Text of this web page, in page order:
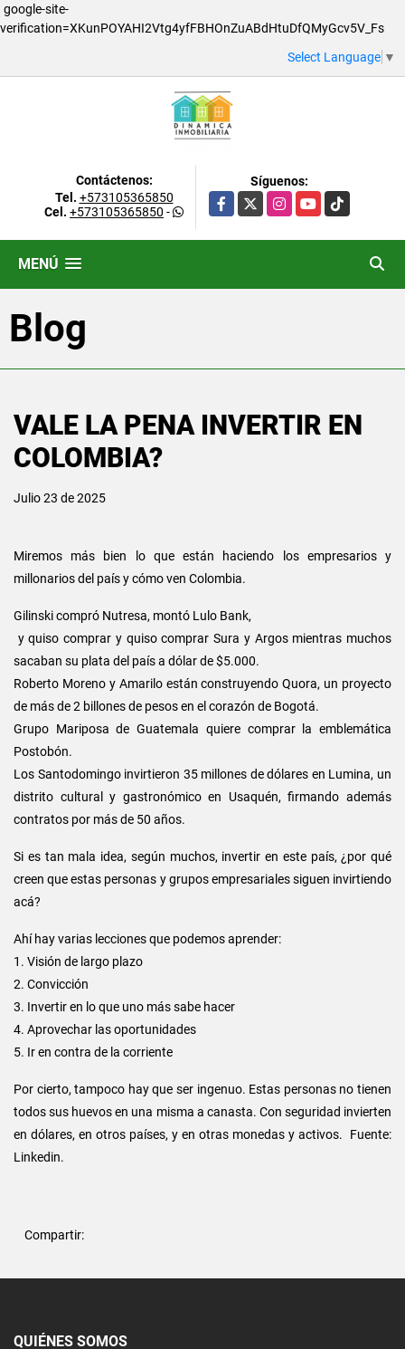
google-site-
verification=XKunPOYAHI2Vtg4yfFBHOnZuABdHtuDfQMyGcv5V_Fs
Select Language ▼
Contáctenos:
Tel. +573105365850
Cel. +573105365850 -
Síguenos:
Facebook
X InstagramYouTubeTikTok
MENÚ
Blog
VALE LA PENA INVERTIR EN
COLOMBIA?
Julio 23 de 2025
Miremos más bien lo que están haciendo los empresarios y
millonarios del país y cómo ven Colombia.
Gilinski compró Nutresa, montó Lulo Bank,
y quiso comprar y quiso comprar Sura y Argos mientras muchos
sacaban su plata del país a dólar de $5.000.
Roberto Moreno y Amarilo están construyendo Quora, un proyecto
de más de 2 billones de pesos en el corazón de Bogotá.
Grupo Mariposa de Guatemala quiere comprar la emblemática
Postobón.
Los Santodomingo invirtieron 35 millones de dólares en Lumina, un
distrito cultural y gastronómico en Usaquén, firmando además
contratos por más de 50 años.
Si es tan mala idea, según muchos, invertir en este país, ¿por qué
creen que estas personas y grupos empresariales siguen invirtiendo
acá?
Ahí hay varias lecciones que podemos aprender:
1. Visión de largo plazo
2. Convicción
3. Invertir en lo que uno más sabe hacer
4. Aprovechar las oportunidades
5. Ir en contra de la corriente
Por cierto, tampoco hay que ser ingenuo. Estas personas no tienen
todos sus huevos en una misma a canasta. Con seguridad invierten
en dólares, en otros países, y en otras monedas y activos. Fuente:
Linkedin.
Compartir:
QUIÉNES SOMOS